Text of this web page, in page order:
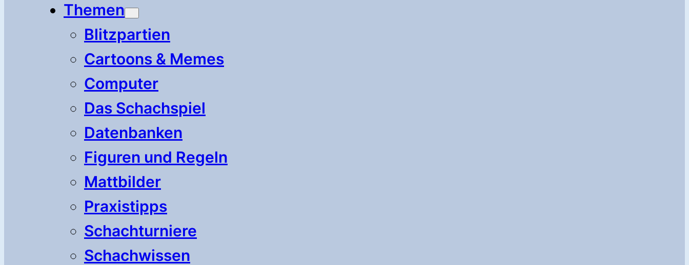
Themen
Blitzpartien
Cartoons & Memes
Computer
Das Schachspiel
Datenbanken
Figuren und Regeln
Mattbilder
Praxistipps
Schachturniere
Schachwissen